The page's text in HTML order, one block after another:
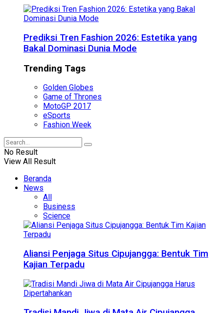
Prediksi Tren Fashion 2026: Estetika yang
Bakal Dominasi Dunia Mode
Trending Tags
Golden Globes
Game of Thrones
MotoGP 2017
eSports
Fashion Week
No Result
View All Result
Beranda
News
All
Business
Science
Aliansi Penjaga Situs Cipujangga: Bentuk Tim
Kajian Terpadu